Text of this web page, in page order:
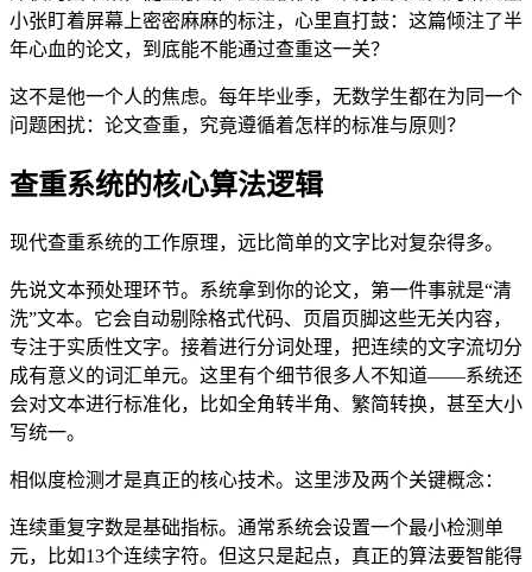
小张盯着屏幕上密密麻麻的标注，心里直打鼓：这篇倾注了半
年心血的论文，到底能不能通过查重这一关？
这不是他一个人的焦虑。每年毕业季，无数学生都在为同一个
问题困扰：论文查重，究竟遵循着怎样的标准与原则？
查重系统的核心算法逻辑
现代查重系统的工作原理，远比简单的文字比对复杂得多。
先说文本预处理环节。系统拿到你的论文，第一件事就是“清
洗”文本。它会自动剔除格式代码、页眉页脚这些无关内容，
专注于实质性文字。接着进行分词处理，把连续的文字流切分
成有意义的词汇单元。这里有个细节很多人不知道——系统还
会对文本进行标准化，比如全角转半角、繁简转换，甚至大小
写统一。
相似度检测才是真正的核心技术。这里涉及两个关键概念：
连续重复字数是基础指标。通常系统会设置一个最小检测单
元，比如13个连续字符。但这只是起点，真正的算法要智能得